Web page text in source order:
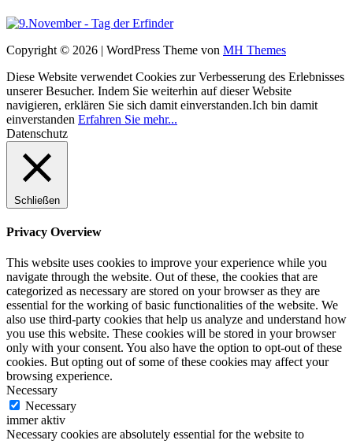
Copyright © 2026 | WordPress Theme von MH Themes
Diese Website verwendet Cookies zur Verbesserung des Erlebnisses
unserer Besucher. Indem Sie weiterhin auf dieser Website
navigieren, erklären Sie sich damit einverstanden.Ich bin damit
einverstanden Erfahren Sie mehr...
Datenschutz
Schließen
Privacy Overview
This website uses cookies to improve your experience while you
navigate through the website. Out of these, the cookies that are
categorized as necessary are stored on your browser as they are
essential for the working of basic functionalities of the website. We
also use third-party cookies that help us analyze and understand how
you use this website. These cookies will be stored in your browser
only with your consent. You also have the option to opt-out of these
cookies. But opting out of some of these cookies may affect your
browsing experience.
Necessary
Necessary
immer aktiv
Necessary cookies are absolutely essential for the website to